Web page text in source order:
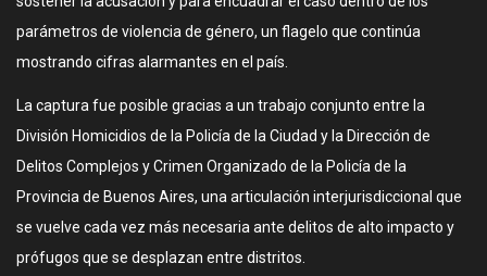
parámetros de violencia de género, un flagelo que continúa
mostrando cifras alarmantes en el país.
La captura fue posible gracias a un trabajo conjunto entre la
División Homicidios de la Policía de la Ciudad y la Dirección de
Delitos Complejos y Crimen Organizado de la Policía de la
Provincia de Buenos Aires, una articulación interjurisdiccional que
se vuelve cada vez más necesaria ante delitos de alto impacto y
prófugos que se desplazan entre distritos.